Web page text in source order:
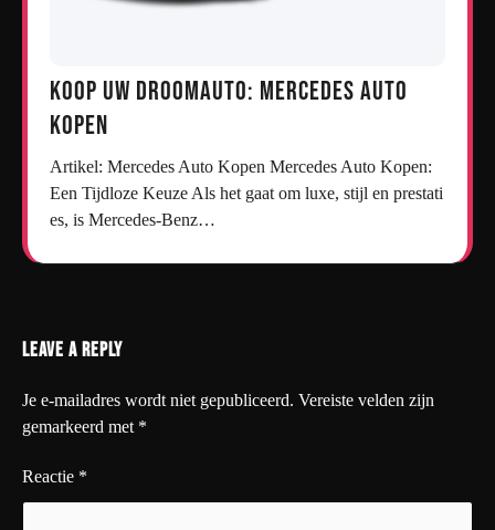
Koop uw droomauto: Mercedes auto
kopen
Artikel: Mercedes Auto Kopen Mercedes Auto Kopen:
Een Tijdloze Keuze Als het gaat om luxe, stijl en prestati
es, is Mercedes-Benz…
Leave a Reply
Je e-mailadres wordt niet gepubliceerd. Vereiste velden zijn
gemarkeerd met *
Reactie *